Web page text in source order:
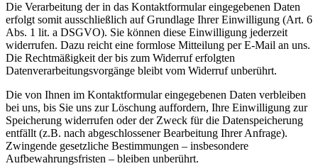
Die Verarbeitung der in das Kontaktformular eingegebenen Daten
erfolgt somit ausschließlich auf Grundlage Ihrer Einwilligung (Art. 6
Abs. 1 lit. a DSGVO). Sie können diese Einwilligung jederzeit
widerrufen. Dazu reicht eine formlose Mitteilung per E-Mail an uns.
Die Rechtmäßigkeit der bis zum Widerruf erfolgten
Datenverarbeitungsvorgänge bleibt vom Widerruf unberührt.
Die von Ihnen im Kontaktformular eingegebenen Daten verbleiben
bei uns, bis Sie uns zur Löschung auffordern, Ihre Einwilligung zur
Speicherung widerrufen oder der Zweck für die Datenspeicherung
entfällt (z.B. nach abgeschlossener Bearbeitung Ihrer Anfrage).
Zwingende gesetzliche Bestimmungen – insbesondere
Aufbewahrungsfristen – bleiben unberührt.